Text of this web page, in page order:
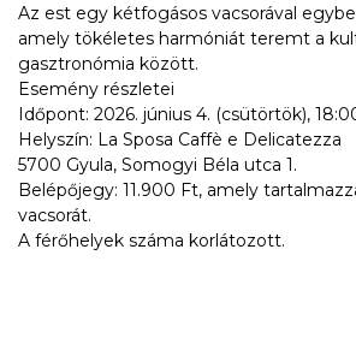
Az est egy kétfogásos vacsorával
amely tökéletes harmóniát teremt a
gasztronómia között.
Esemény részletei
Időpont: 2026. június 4. (csütörtök),
Helyszín: La Sposa Caffè e Delicatezza
5700 Gyula, Somogyi Béla utca 1.
Belépőjegy: 11.900 Ft, amely
vacsorát.
A férőhelyek száma korlátozott.